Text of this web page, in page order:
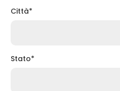
Città*
Stato*